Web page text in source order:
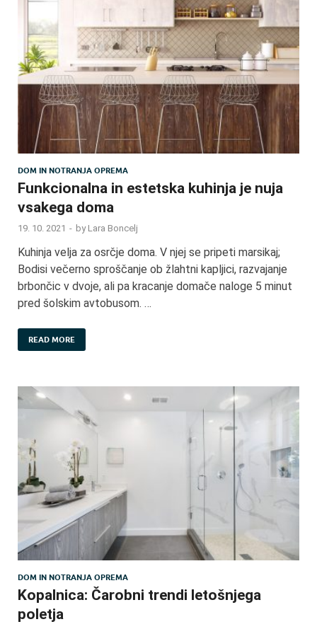
DOM IN NOTRANJA OPREMA
Funkcionalna in estetska kuhinja je nuja
vsakega doma
19. 10. 2021 - by Lara Boncelj
Kuhinja velja za osrčje doma. V njej se pripeti marsikaj;
Bodisi večerno sproščanje ob žlahtni kapljici, razvajanje
brbončic v dvoje, ali pa kracanje domače naloge 5 minut
pred šolskim avtobusom. …
READ MORE
DOM IN NOTRANJA OPREMA
Kopalnica: Čarobni trendi letošnjega
poletja